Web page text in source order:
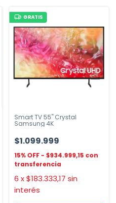
GRATIS
Smart TV 55" Crystal
Samsung 4K
$1.099.999
$934.999,15
6 x$183.333,17 sin
interés